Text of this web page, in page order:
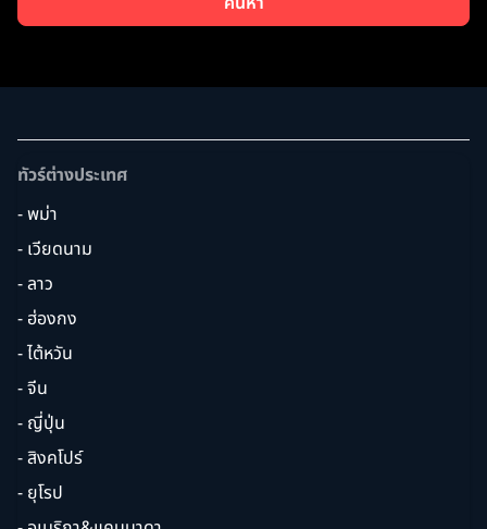
ทัวร์ต่างประเทศ
- พม่า
- เวียดนาม
- ลาว
- ฮ่องกง
- ไต้หวัน
- จีน
- ญี่ปุ่น
- สิงคโปร์
- ยุโรป